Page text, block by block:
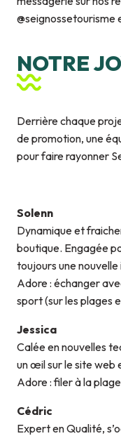
@seignossetourisme
NOTRE
Derrière chaque
de promotion, une
pour faire rayonner
Solenn
Dynamique et
boutique. Engagée
toujours une
Adore : échanger
sport (sur les plages
Jessica
Calée en nouvelles
un œil sur le site web
Adore : filer à la
Cédric
Expert en Qualité,